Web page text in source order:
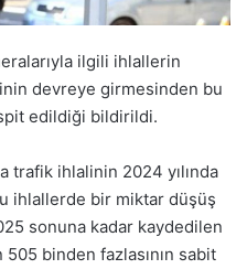
ilgili ihlallerin
devreye girmesinden bu
edildiği bildirildi.
trafik ihlalinin 2024 yılında
ihlallerde bir miktar düşüş
sonuna kadar kaydedilen
binden fazlasının sabit